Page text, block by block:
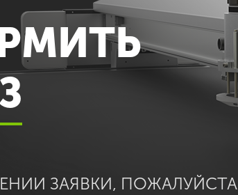
ЗАЯВКИ, ПОЖАЛУЙСТА